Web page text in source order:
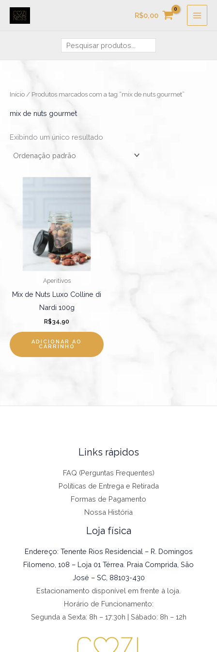
para
R$0,00
Início/ Produtos marcados com a tag “mix de nuts gourmet”
mix de nuts gourmet
Exibindo um único resultado
Aperitivos
Mix de Nuts Luxo Colline di
Nardi 100g
R$34,90
ADICIONAR AO
CARRINHO
Links rápidos
FAQ (Perguntas Frequentes)
Políticas de Entrega e Retirada
Formas de Pagamento
Nossa História
Loja física
Endereço: Tenente Rios Residencial – R. Domingos
Filomeno, 108 – Loja 01 Térrea. Praia Comprida, São
José – SC, 88103-430
Estacionamento disponível em frente à loja.
Horário de Funcionamento:
Segunda a Sexta: 8h – 17:30h | Sábado: 8h – 12h